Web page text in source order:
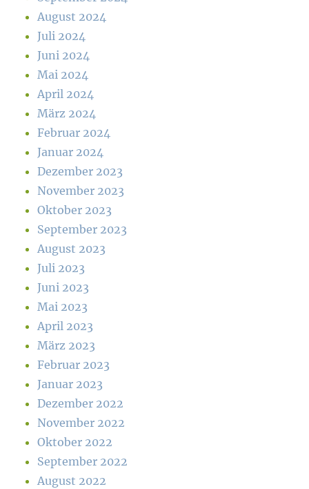
August 2024
Juli 2024
Juni 2024
Mai 2024
April 2024
März 2024
Februar 2024
Januar 2024
Dezember 2023
November 2023
Oktober 2023
September 2023
August 2023
Juli 2023
Juni 2023
Mai 2023
April 2023
März 2023
Februar 2023
Januar 2023
Dezember 2022
November 2022
Oktober 2022
September 2022
August 2022